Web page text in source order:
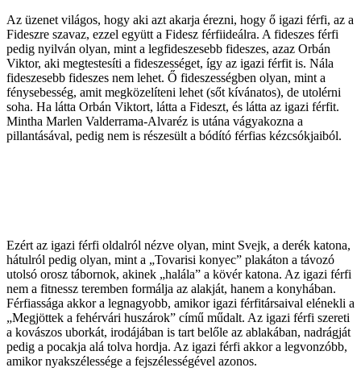
Az üzenet világos, hogy aki azt akarja érezni, hogy ő igazi férfi, az a
Fideszre szavaz, ezzel együtt a Fidesz férfiideálra. A fideszes férfi
pedig nyilván olyan, mint a legfideszesebb fideszes, azaz Orbán
Viktor, aki megtestesíti a fideszességet, így az igazi férfit is. Nála
fideszesebb fideszes nem lehet. Ő fideszességben olyan, mint a
fénysebesség, amit megközelíteni lehet (sőt kívánatos), de utolérni
soha. Ha látta Orbán Viktort, látta a Fideszt, és látta az igazi férfit.
Mintha Marlen Valderrama-Alvaréz is utána vágyakozna a
pillantásával, pedig nem is részesült a bódító férfias kézcsókjaiból.
Ezért az igazi férfi oldalról nézve olyan, mint Svejk, a derék katona,
hátulról pedig olyan, mint a „Tovarisi konyec” plakáton a távozó
utolsó orosz tábornok, akinek „halála” a kövér katona. Az igazi férfi
nem a fitnessz teremben formálja az alakját, hanem a konyhában.
Férfiassága akkor a legnagyobb, amikor igazi férfitársaival elénekli a
„Megjöttek a fehérvári huszárok” című műdalt. Az igazi férfi szereti
a kovászos uborkát, irodájában is tart belőle az ablakában, nadrágját
pedig a pocakja alá tolva hordja. Az igazi férfi akkor a legvonzóbb,
amikor nyakszélessége a fejszélességével azonos.